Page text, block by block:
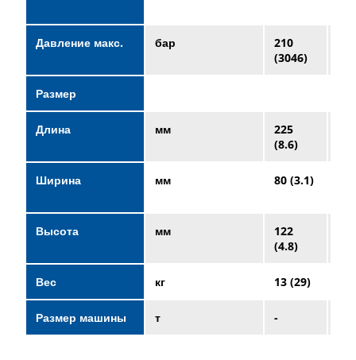
Давление макс. бар
210
(3046)
Размер
Длина мм
225
(8.6)
Ширина мм 80 (3.1)
Высота мм
122
(4.8)
Вес кг 13 (29)
Размер машины т -